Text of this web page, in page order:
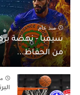
منذ عام
سيمبا - نهضة
من الحفاظ...